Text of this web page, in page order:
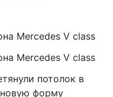
Mercedes V class
Mercedes V class
потолок в
форму